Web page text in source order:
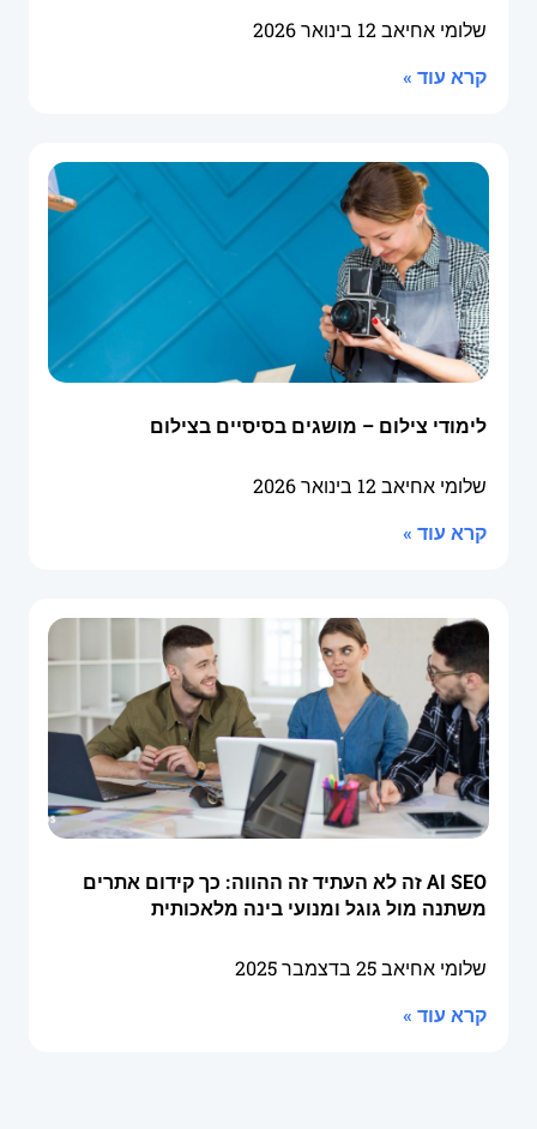
שלומי אחיאב12 בינואר 2026
קרא עוד »
לימודי צילום – מושגים בסיסיים בצילום
שלומי אחיאב12 בינואר 2026
קרא עוד »
AI SEO זה לא העתיד זה ההווה: כך קידום אתרים
משתנה מול גוגל ומנועי בינה מלאכותית
שלומי אחיאב25 בדצמבר 2025
קרא עוד »